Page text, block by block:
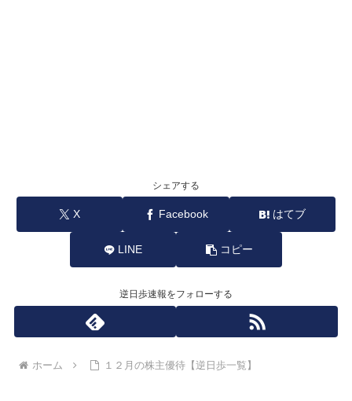
シェアする
X Facebook はてブ
LINE コピー
逆日歩速報をフォローする
ホーム １２月の株主優待【逆日歩一覧】